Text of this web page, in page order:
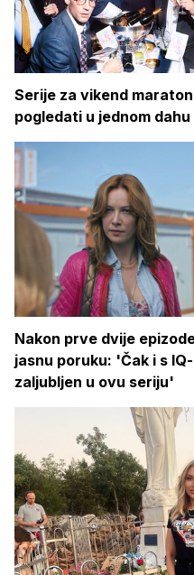
Serije za vikend
pogledati u jednom dahu
Nakon prve dvije
jasnu poruku: 'Čak i s
zaljubljen u ovu seriju'